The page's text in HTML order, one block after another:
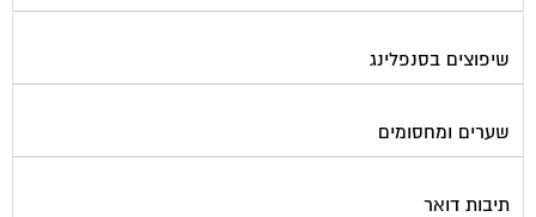
שיפוצים בסנפלינג
שערים ומחסומים
תיבות דואר